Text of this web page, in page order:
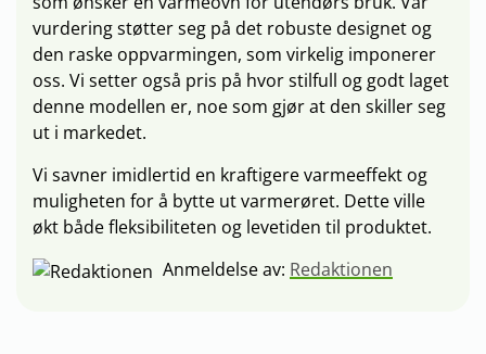
vurdering støtter seg på det robuste designet og
den raske oppvarmingen, som virkelig imponerer
oss. Vi setter også pris på hvor stilfull og godt laget
denne modellen er, noe som gjør at den skiller seg
ut i markedet.
Vi savner imidlertid en kraftigere varmeeffekt og
muligheten for å bytte ut varmerøret. Dette ville
økt både fleksibiliteten og levetiden til produktet.
Anmeldelse av: Redaktionen